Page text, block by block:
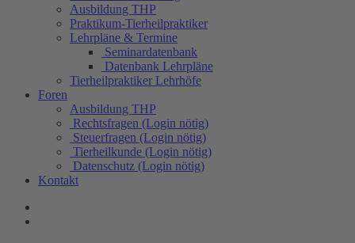
Ausbildung THP
Praktikum-Tierheilpraktiker
Lehrpläne & Termine
Seminardatenbank
Datenbank Lehrpläne
Tierheilpraktiker Lehrhöfe
Foren
Ausbildung THP
Rechtsfragen (Login nötig)
Steuerfragen (Login nötig)
Tierheilkunde (Login nötig)
Datenschutz (Login nötig)
Kontakt